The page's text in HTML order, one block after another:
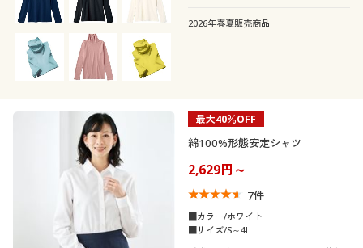
2026年春夏販売商品
最大40％OFF
綿100%形態安定シャツ
2,629円～
7件
■カラー/ホワイト
■サイズ/S～4L